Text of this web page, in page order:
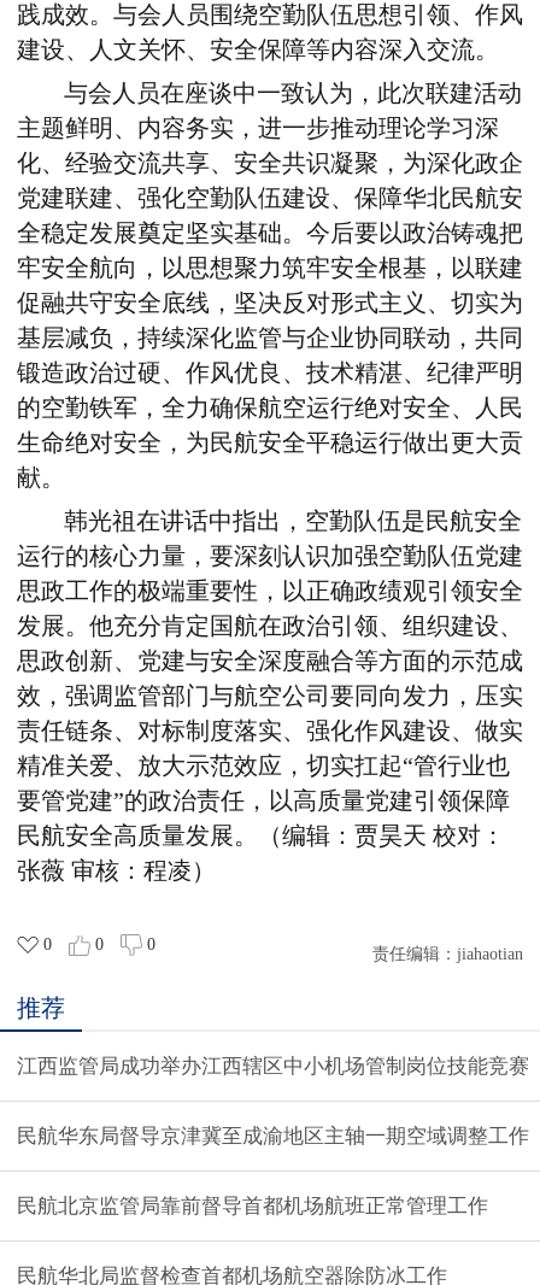
践成效。与会人员围绕空勤队伍思想引领、作风
建设、人文关怀、安全保障等内容深入交流。
与会人员在座谈中一致认为 ，此次联建活动
主题鲜明、内容务实 ， 进一步推动理论学习深
化、经验交流共享、安全共识凝聚，为深化政企
党建联建、强化空勤队伍建设、保障华北民航安
全稳定发展奠定坚实基础。 今后要以政治铸魂把
牢安全航向，以思想聚力筑牢安全根基，以联建
促融共守安全底线，坚决反对形式主义、切实为
基层减负，持续深化监管与企业协同联动，共同
锻造政治过硬、作风优良、技术精湛、纪律严明
的空勤铁军，全力确保航空运行绝对安全、人民
生命绝对安全，为民航安全平稳运行做出更大贡
献。
韩光祖在讲话中指出，空勤队伍是民航安全
运行的核心力量，要深刻认识加强空勤队伍党建
思政工作的极端重要性，以正确政绩观引领安全
发展。他充分肯定国航在政治引领、组织建设、
思政创新、党建与安全深度融合等方面的示范成
效，强调监管部门与航空公司要同向发力，压实
责任链条、对标制度落实、强化作风建设、做实
精准关爱、放大示范效应，切实扛起“管行业也
要管党建”的政治责任，以高质量党建引领保障
民航安全高质量发展。
（编辑： 贾昊天 校对：
张薇 审核 ： 程凌）
0 0 0
责任编辑： jiahaotian
推荐
江西监管局成功举办江西辖区中小机场管制岗位技能竞赛
民航华东局督导京津冀至成渝地区主轴一期空域调整工作
民航北京监管局靠前督导首都机场航班正常管理工作
民航华北局监督检查首都机场航空器除防冰工作